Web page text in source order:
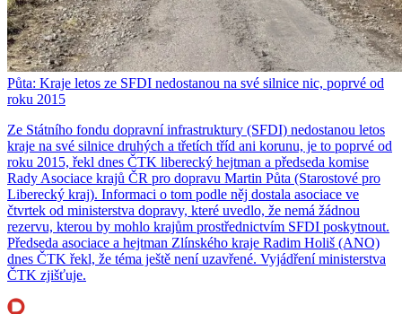
Půta: Kraje letos ze SFDI nedostanou na své silnice nic, poprvé od
roku 2015
Ze Státního fondu dopravní infrastruktury (SFDI) nedostanou letos
kraje na své silnice druhých a třetích tříd ani korunu, je to poprvé od
roku 2015, řekl dnes ČTK liberecký hejtman a předseda komise
Rady Asociace krajů ČR pro dopravu Martin Půta (Starostové pro
Liberecký kraj). Informaci o tom podle něj dostala asociace ve
čtvrtek od ministerstva dopravy, které uvedlo, že nemá žádnou
rezervu, kterou by mohlo krajům prostřednictvím SFDI poskytnout.
Předseda asociace a hejtman Zlínského kraje Radim Holiš (ANO)
dnes ČTK řekl, že téma ještě není uzavřené. Vyjádření ministerstva
ČTK zjišťuje.